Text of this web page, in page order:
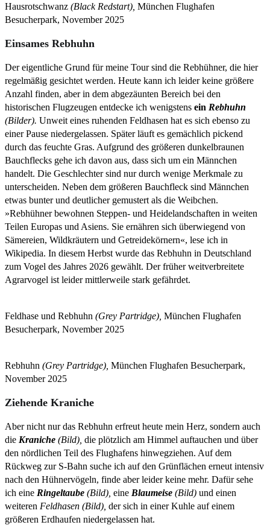
Hausrotschwanz (Black Redstart), München Flughafen
Besucherpark, November 2025
Einsames Rebhuhn
Der eigentliche Grund für meine Tour sind die Rebhühner, die hier
regelmäßig gesichtet werden. Heute kann ich leider keine größere
Anzahl finden, aber in dem abgezäunten Bereich bei den
historischen Flugzeugen entdecke ich wenigstens ein Rebhuhn
(Bilder). Unweit eines ruhenden Feldhasen hat es sich ebenso zu
einer Pause niedergelassen. Später läuft es gemächlich pickend
durch das feuchte Gras. Aufgrund des größeren dunkelbraunen
Bauchflecks gehe ich davon aus, dass sich um ein Männchen
handelt. Die Geschlechter sind nur durch wenige Merkmale zu
unterscheiden. Neben dem größeren Bauchfleck sind Männchen
etwas bunter und deutlicher gemustert als die Weibchen.
»Rebhühner bewohnen Steppen- und Heidelandschaften in weiten
Teilen Europas und Asiens. Sie ernähren sich überwiegend von
Sämereien, Wildkräutern und Getreidekörnern«, lese ich in
Wikipedia. In diesem Herbst wurde das Rebhuhn in Deutschland
zum Vogel des Jahres 2026 gewählt. Der früher weitverbreitete
Agrarvogel ist leider mittlerweile stark gefährdet.
Feldhase und Rebhuhn (Grey Partridge), München Flughafen
Besucherpark, November 2025
Rebhuhn (Grey Partridge), München Flughafen Besucherpark,
November 2025
Ziehende Kraniche
Aber nicht nur das Rebhuhn erfreut heute mein Herz, sondern auch
die Kraniche (Bild), die plötzlich am Himmel auftauchen und über
den nördlichen Teil des Flughafens hinwegziehen. Auf dem
Rückweg zur S-Bahn suche ich auf den Grünflächen erneut intensiv
nach den Hühnervögeln, finde aber leider keine mehr. Dafür sehe
ich eine Ringeltaube (Bild), eine Blaumeise (Bild) und einen
weiteren Feldhasen (Bild), der sich in einer Kuhle auf einem
größeren Erdhaufen niedergelassen hat.